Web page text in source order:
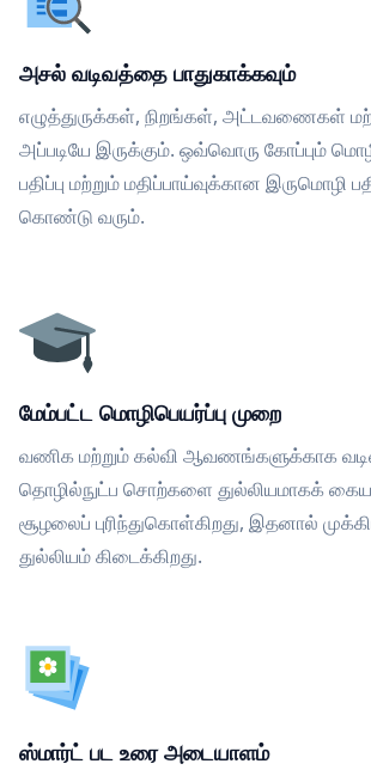
அசல் வடிவத்தை பாதுகாக்கவும்
எழுத்துருக்கள், நிறங்கள், அட்டவணைகள்
அப்படியே இருக்கும். ஒவ்வொரு கோப்பும்
பதிப்பு மற்றும் மதிப்பாய்வுக்கான இருமொழி
கொண்டு வரும்.
மேம்பட்ட மொழிபெயர்ப்பு முறை
வணிக மற்றும் கல்வி ஆவணங்களுக்காக
தொழில்நுட்ப சொற்களை துல்லியமாகக்
சூழலைப் புரிந்துகொள்கிறது, இதனால்
துல்லியம் கிடைக்கிறது.
ஸ்மார்ட் பட உரை அடையாளம்